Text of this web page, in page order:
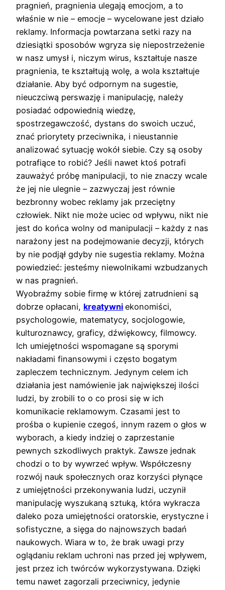
pragnień, pragnienia ulegają emocjom, a to
właśnie w nie – emocje – wycelowane jest działo
reklamy. Informacja powtarzana setki razy na
dziesiątki sposobów wgryza się niepostrzeżenie
w nasz umysł i, niczym wirus, kształtuje nasze
pragnienia, te kształtują wolę, a wola kształtuje
działanie. Aby być odpornym na sugestie,
nieuczciwą perswazję i manipulację, należy
posiadać odpowiednią wiedzę,
spostrzegawczość, dystans do swoich uczuć,
znać priorytety przeciwnika, i nieustannie
analizować sytuację wokół siebie. Czy są osoby
potrafiące to robić? Jeśli nawet ktoś potrafi
zauważyć próbę manipulacji, to nie znaczy wcale
że jej nie ulegnie – zazwyczaj jest równie
bezbronny wobec reklamy jak przeciętny
człowiek. Nikt nie może uciec od wpływu, nikt nie
jest do końca wolny od manipulacji – każdy z nas
narażony jest na podejmowanie decyzji, których
by nie podjął gdyby nie sugestia reklamy. Można
powiedzieć: jesteśmy niewolnikami wzbudzanych
w nas pragnień.
Wyobraźmy sobie firmę w której zatrudnieni są
dobrze opłacani, kreatywni ekonomiści,
psychologowie, matematycy, socjologowie,
kulturoznawcy, graficy, dźwiękowcy, filmowcy.
Ich umiejętności wspomagane są sporymi
nakładami finansowymi i często bogatym
zapleczem technicznym. Jedynym celem ich
działania jest namówienie jak największej ilości
ludzi, by zrobili to o co prosi się w ich
komunikacie reklamowym. Czasami jest to
prośba o kupienie czegoś, innym razem o głos w
wyborach, a kiedy indziej o zaprzestanie
pewnych szkodliwych praktyk. Zawsze jednak
chodzi o to by wywrzeć wpływ. Współczesny
rozwój nauk społecznych oraz korzyści płynące
z umiejętności przekonywania ludzi, uczynił
manipulację wyszukaną sztuką, która wykracza
daleko poza umiejętności oratorskie, erystyczne i
sofistyczne, a sięga do najnowszych badań
naukowych. Wiara w to, że brak uwagi przy
oglądaniu reklam uchroni nas przed jej wpływem,
jest przez ich twórców wykorzystywana. Dzięki
temu nawet zagorzali przeciwnicy, jedynie